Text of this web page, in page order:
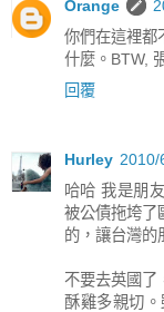
Orange
你們在這裡都
什麼。BTW,
回覆
Hurley 2010/
哈哈 我是朋
被公債拖垮了
的，讓台灣的
不要去英國了
酥雞多親切